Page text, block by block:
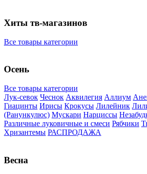
Хиты тв-магазинов
Все товары категории
Осень
Все товары категории
Лук-севок Чеснок Аквилегия Аллиум
Гиацинты Ирисы Крокусы Лилейник
(Ранункулюс) Мускари Нарцисcы
Различные луковичные и смеси Рябчики
Хризантемы РАСПРОДАЖА
Весна